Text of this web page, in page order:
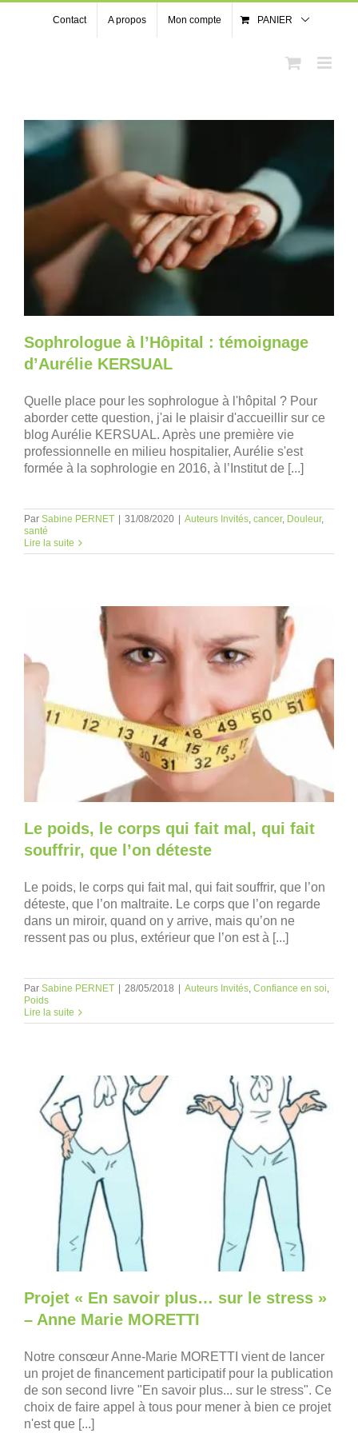
Contact A propos Mon compte PANIER
Sophrologue à l’Hôpital : témoignage
d’Aurélie KERSUAL
Quelle place pour les sophrologue à l'hôpital ? Pour
aborder cette question, j'ai le plaisir d'accueillir sur ce
blog Aurélie KERSUAL. Après une première vie
professionnelle en milieu hospitalier, Aurélie s'est
formée à la sophrologie en 2016, à l’Institut de [...]
Par Sabine PERNET 31/08/2020 Auteurs Invités, cancer, Douleur,
santé
Lire la suite
Le poids, le corps qui fait mal, qui fait
souffrir, que l’on déteste
Le poids, le corps qui fait mal, qui fait souffrir, que l’on
déteste, que l’on maltraite. Le corps que l’on regarde
dans un miroir, quand on y arrive, mais qu’on ne
ressent pas ou plus, extérieur que l’on est à [...]
Par Sabine PERNET | 28/05/2018 | Auteurs Invités, Confiance en soi,
Poids
Lire la suite
Projet « En savoir plus… sur le stress »
– Anne Marie MORETTI
Notre consœur Anne-Marie MORETTI vient de lancer
un projet de financement participatif pour la publication
de son second livre "En savoir plus... sur le stress". Ce
choix de faire appel à tous pour mener à bien ce projet
n'est que [...]